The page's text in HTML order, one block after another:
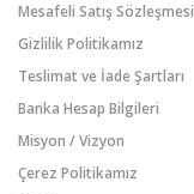
Mesafeli Satış Sözleşmesi
Gizlilik Politikamız
Teslimat ve İade Şartları
Banka Hesap Bilgileri
Misyon / Vizyon
Çerez Politikamız